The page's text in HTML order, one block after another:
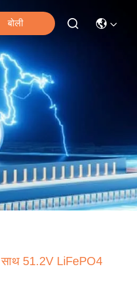
बोली
51.2V LiFePO4